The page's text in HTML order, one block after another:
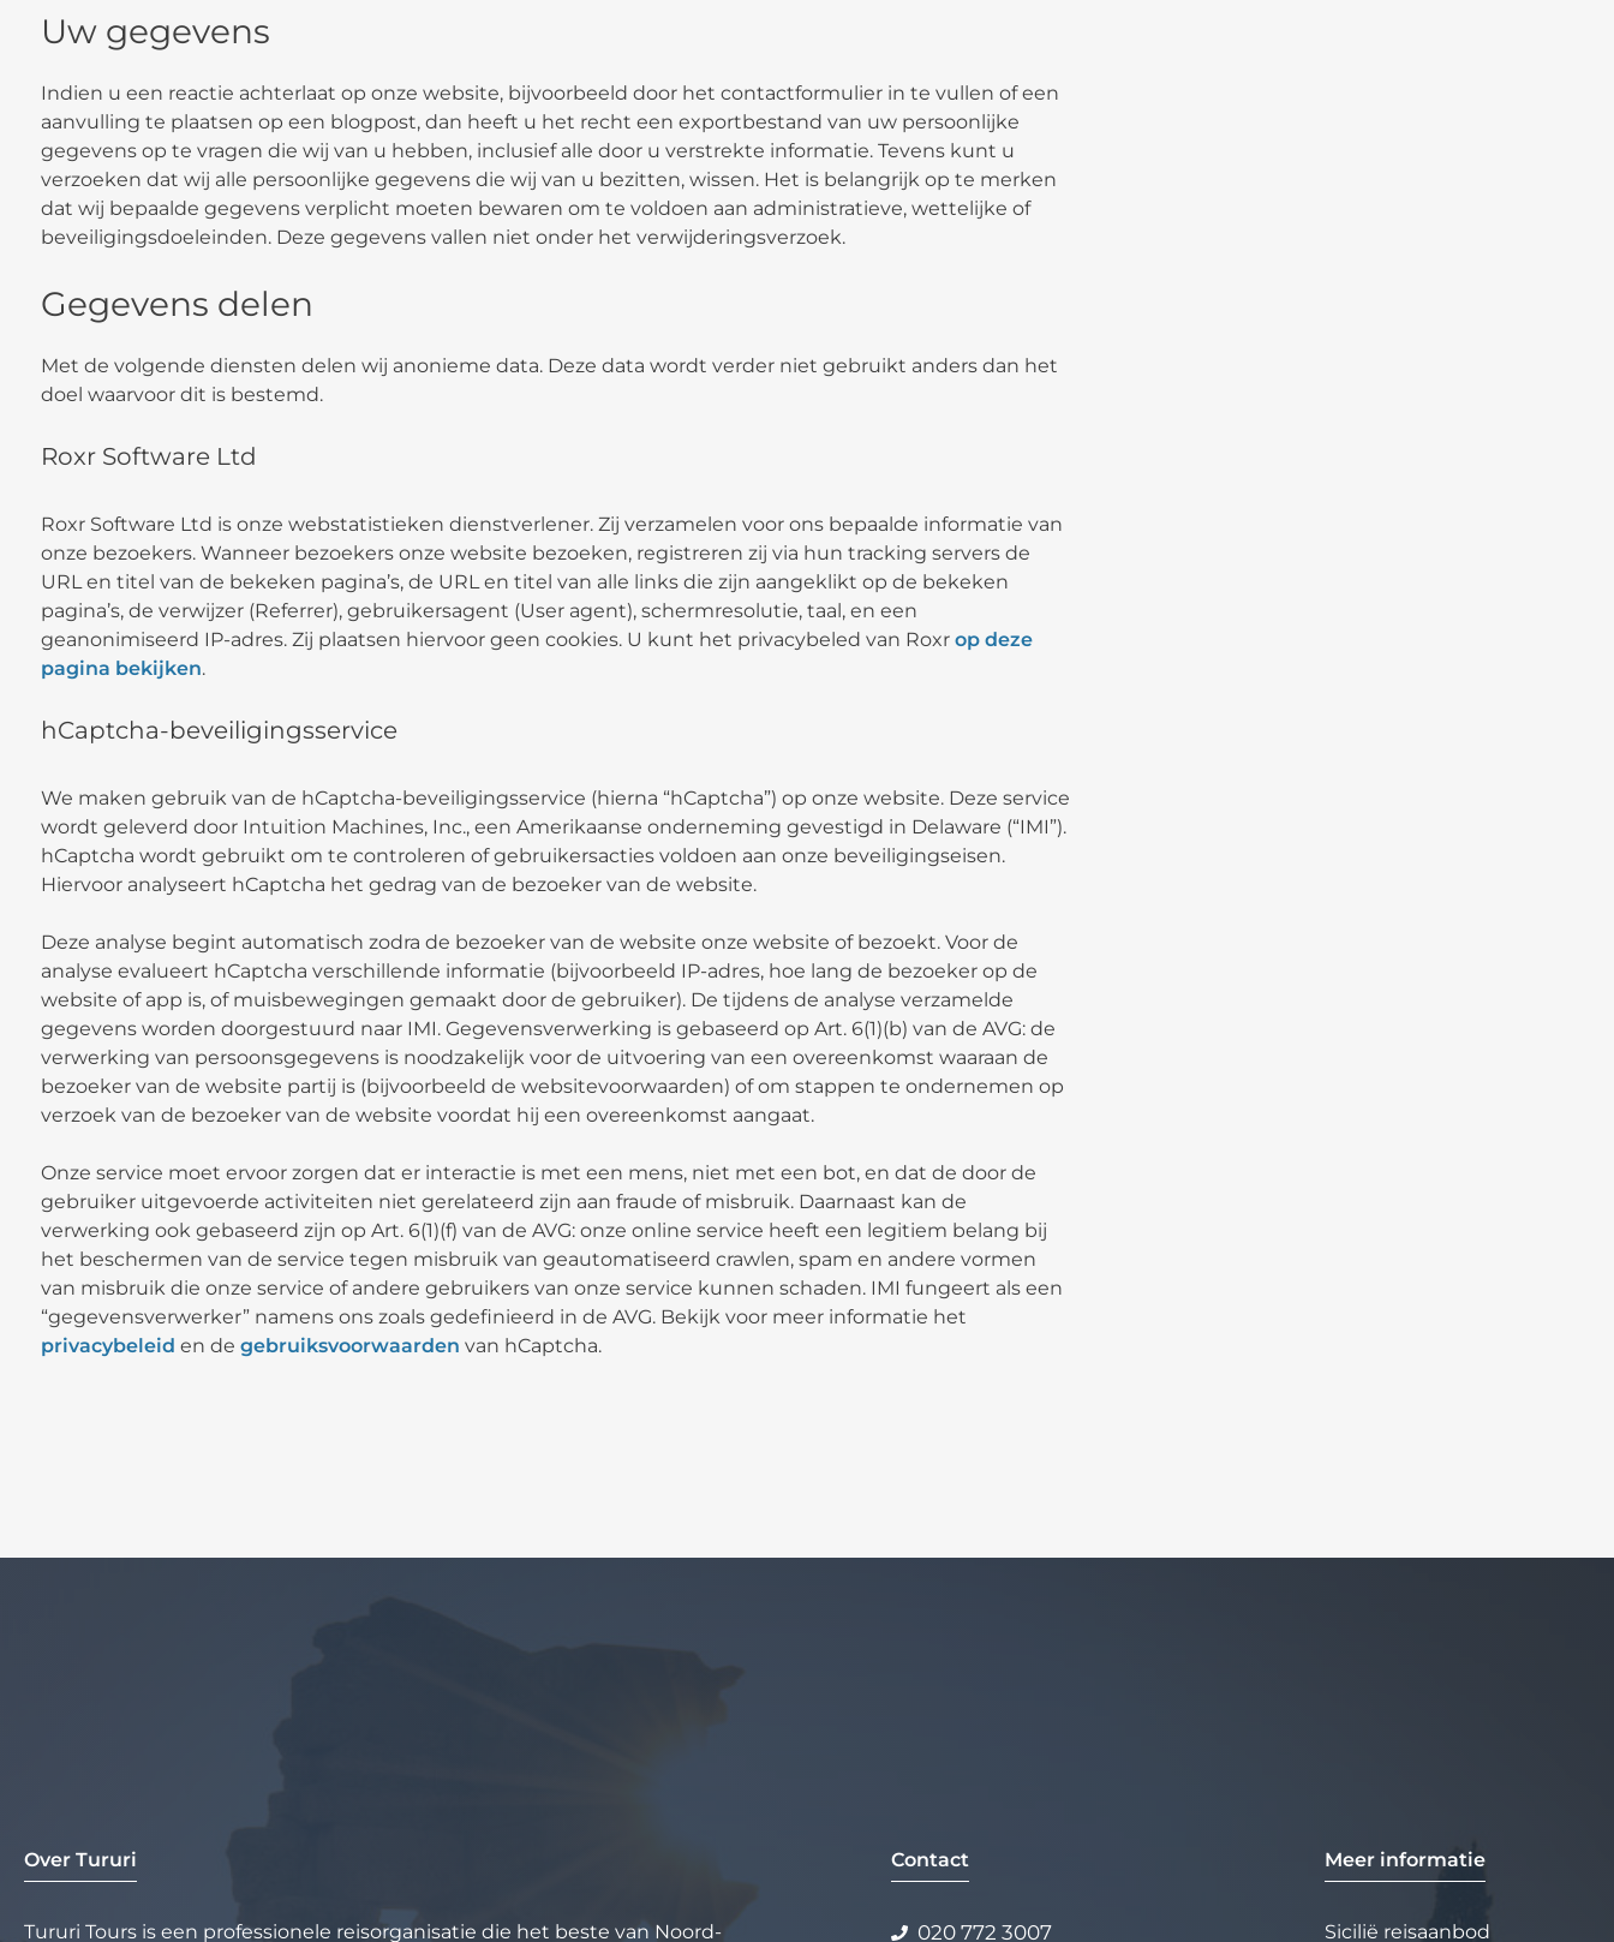
Uw gegevens
Indien u een reactie achterlaat op onze website, bijvoorbeeld door het contactformulier in te vullen of een
aanvulling te plaatsen op een blogpost, dan heeft u het recht een exportbestand van uw persoonlijke
gegevens op te vragen die wij van u hebben, inclusief alle door u verstrekte informatie. Tevens kunt u
verzoeken dat wij alle persoonlijke gegevens die wij van u bezitten, wissen. Het is belangrijk op te merken
dat wij bepaalde gegevens verplicht moeten bewaren om te voldoen aan administratieve, wettelijke of
beveiligingsdoeleinden. Deze gegevens vallen niet onder het verwijderingsverzoek.
Gegevens delen
Met de volgende diensten delen wij anonieme data. Deze data wordt verder niet gebruikt anders dan het
doel waarvoor dit is bestemd.
Roxr Software Ltd
Roxr Software Ltd is onze webstatistieken dienstverlener. Zij verzamelen voor ons bepaalde informatie van
onze bezoekers. Wanneer bezoekers onze website bezoeken, registreren zij via hun tracking servers de
URL en titel van de bekeken pagina’s, de URL en titel van alle links die zijn aangeklikt op de bekeken
pagina’s, de verwijzer (Referrer), gebruikersagent (User agent), schermresolutie, taal, en een
geanonimiseerd IP-adres. Zij plaatsen hiervoor geen cookies. U kunt het privacybeled van Roxrop deze
pagina bekijken.
hCaptcha-beveiligingsservice
We maken gebruik van de hCaptcha-beveiligingsservice (hierna “hCaptcha”) op onze website. Deze service
wordt geleverd door Intuition Machines, Inc., een Amerikaanse onderneming gevestigd in Delaware (“IMI”).
hCaptcha wordt gebruikt om te controleren of gebruikersacties voldoen aan onze beveiligingseisen.
Hiervoor analyseert hCaptcha het gedrag van de bezoeker van de website.
Deze analyse begint automatisch zodra de bezoeker van de website onze website of bezoekt. Voor de
analyse evalueert hCaptcha verschillende informatie (bijvoorbeeld IP-adres, hoe lang de bezoeker op de
website of app is, of muisbewegingen gemaakt door de gebruiker). De tijdens de analyse verzamelde
gegevens worden doorgestuurd naar IMI. Gegevensverwerking is gebaseerd op Art. 6(1)(b) van de AVG: de
verwerking van persoonsgegevens is noodzakelijk voor de uitvoering van een overeenkomst waaraan de
bezoeker van de website partij is (bijvoorbeeld de websitevoorwaarden) of om stappen te ondernemen op
verzoek van de bezoeker van de website voordat hij een overeenkomst aangaat.
Onze service moet ervoor zorgen dat er interactie is met een mens, niet met een bot, en dat de door de
gebruiker uitgevoerde activiteiten niet gerelateerd zijn aan fraude of misbruik. Daarnaast kan de
verwerking ook gebaseerd zijn op Art. 6(1)(f) van de AVG: onze online service heeft een legitiem belang bij
het beschermen van de service tegen misbruik van geautomatiseerd crawlen, spam en andere vormen
van misbruik die onze service of andere gebruikers van onze service kunnen schaden. IMI fungeert als een
“gegevensverwerker” namens ons zoals gedefinieerd in de AVG. Bekijk voor meer informatie het
privacybeleid en degebruiksvoorwaarden van hCaptcha.
Over Tururi
Tururi Tours is een professionele reisorganisatie die het beste van Noord-
Contact
020 772 3007
Meer informatie
Sicilië reisaanbod